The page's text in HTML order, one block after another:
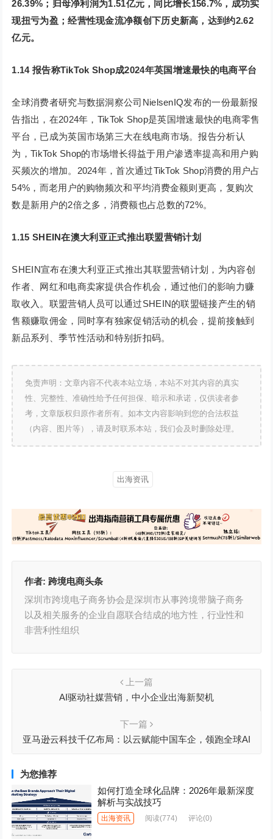
26.39%；归母净利润为1.51亿元，同比增长156.7%，成功实
现扭亏为盈；经营性现金流净额创下历史新高，达到约2.62
亿元。
1.14 报告称TikTok Shop成2024年英国增速最快的电商平台
全球消费者研究与数据洞察公司NielsenIQ发布的一份最新报
告指出，在2024年，TikTok Shop是英国增速最快的电商零售
平台，已成为英国市场第三大在线电商市场。报告分析认
为，TikTok Shop的市场增长得益于用户渗透率提高和用户购
买频次的增加。2024年，首次通过TikTok Shop消费的用户占
54%，而老用户的购物频次和平均消费金额则更高，复购次
数是新用户的2倍之多，消费额也占总数的72%。
1.15 SHEIN在澳大利亚正式推出联盟营销计划
SHEIN宣布在澳大利亚正式推出其联盟营销计划，为内容创
作者、网红和电商卖家提供合作机会，通过他们的影响力赚
取收入。联盟营销人员可以通过SHEIN的联盟链接产生的销
售额赚取佣金，同时享有独家促销活动的机会，提前接触到
新品系列、季节性活动和特别折扣码。
免责声明：文章内容不代表本站立场，本站不对其内容的真实
性、完整性、准确性给予任何担保、暗示和承诺，仅供读者参
考，文章版权归原作者所有。如本文内容影响到您的合法权益
（内容、图片等），请及时联系本站，我们会及时删除处理。
出海资讯
作者: 跨境电商头条
深圳市跨境电子商务协会是深圳市从事跨境带脑子商务
以及相关服务的企业自愿联合结成的地方性，行业性和
非营利性组织
上一篇
AI驱动社媒营销，中小企业出海新契机
下一篇
亚马逊云科技千亿布局：以云赋能中国车企，领跑全球AI
为您推荐
如何打造全球化品牌：2026年最新深度
解析与实战技巧
出海资讯 阅读(774) 评论(0)